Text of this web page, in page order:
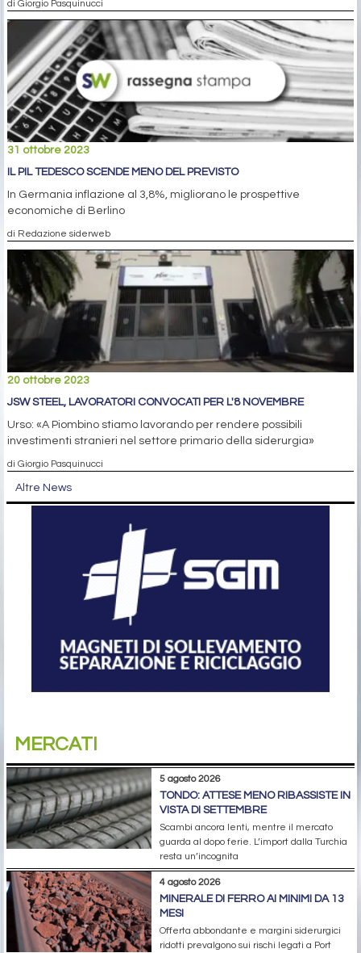
di Giorgio Pasquinucci
31 ottobre 2023
IL PIL TEDESCO SCENDE MENO DEL PREVISTO
In Germania inflazione al 3,8%, migliorano le prospettive
economiche di Berlino
di Redazione siderweb
20 ottobre 2023
JSW STEEL, LAVORATORI CONVOCATI PER L'8 NOVEMBRE
Urso: «A Piombino stiamo lavorando per rendere possibili
investimenti stranieri nel settore primario della siderurgia»
di Giorgio Pasquinucci
Altre News
MERCATI
5 agosto 2026
TONDO: ATTESE MENO RIBASSISTE IN
VISTA DI SETTEMBRE
Scambi ancora lenti, mentre il mercato
guarda al dopo ferie. L’import dalla Turchia
resta un’incognita
4 agosto 2026
MINERALE DI FERRO AI MINIMI DA 13
MESI
Offerta abbondante e margini siderurgici
ridotti prevalgono sui rischi legati a Port